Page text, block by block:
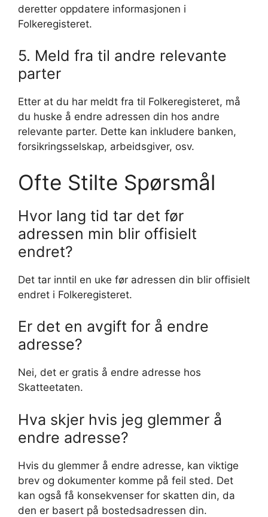
deretter oppdatere informasjonen i
Folkeregisteret.
5. Meld fra til andre relevante
parter
Etter at du har meldt fra til Folkeregisteret, må
du huske å endre adressen din hos andre
relevante parter. Dette kan inkludere banken,
forsikringsselskap, arbeidsgiver, osv.
Ofte Stilte Spørsmål
Hvor lang tid tar det før
adressen min blir offisielt
endret?
Det tar inntil en uke før adressen din blir offisielt
endret i Folkeregisteret.
Er det en avgift for å endre
adresse?
Nei, det er gratis å endre adresse hos
Skatteetaten.
Hva skjer hvis jeg glemmer å
endre adresse?
Hvis du glemmer å endre adresse, kan viktige
brev og dokumenter komme på feil sted. Det
kan også få konsekvenser for skatten din, da
den er basert på bostedsadressen din.